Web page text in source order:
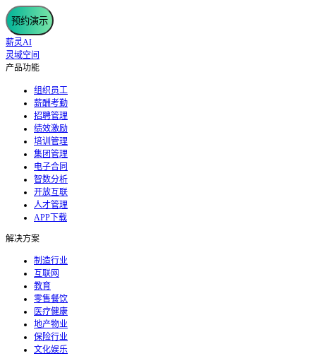
预约演示
薪灵AI
灵域空间
产品功能
组织员工
薪酬考勤
招聘管理
绩效激励
培训管理
集团管理
电子合同
智数分析
开放互联
人才管理
APP下载
解决方案
制造行业
互联网
教育
零售餐饮
医疗健康
地产物业
保险行业
文化娱乐